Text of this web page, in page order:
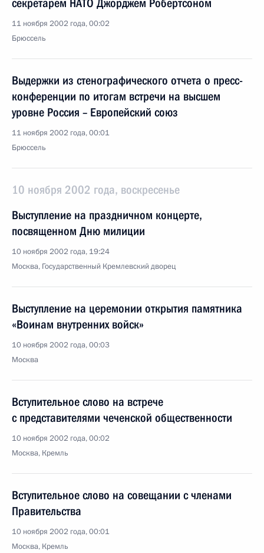
секретарем НАТО Джорджем Робертсоном
11 ноября 2002 года, 00:02
Брюссель
Выдержки из стенографического отчета о пресс-
конференции по итогам встречи на высшем
уровне Россия – Европейский союз
11 ноября 2002 года, 00:01
Брюссель
10 ноября 2002 года, воскресенье
Выступление на праздничном концерте,
посвященном Дню милиции
10 ноября 2002 года, 19:24
Москва, Государственный Кремлевский дворец
Выступление на церемонии открытия памятника
«Воинам внутренних войск»
10 ноября 2002 года, 00:03
Москва
Вступительное слово на встрече
с представителями чеченской общественности
10 ноября 2002 года, 00:02
Москва, Кремль
Вступительное слово на совещании с членами
Правительства
10 ноября 2002 года, 00:01
Москва, Кремль